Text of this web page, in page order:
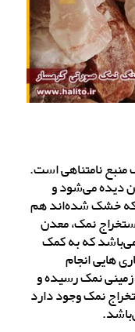
نامتناهی است.
دیده می‌شود و
که خشک شده‌اند هم
نمک، معدن
می‌باشد که به کمک
هایی انجام
نمک رسیده و
نمک وجود دارد